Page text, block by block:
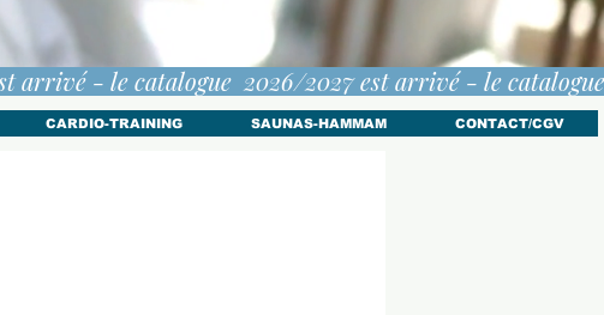
CARDIO-TRAINING SAUNAS-HAMMAM CONTACT/CGV